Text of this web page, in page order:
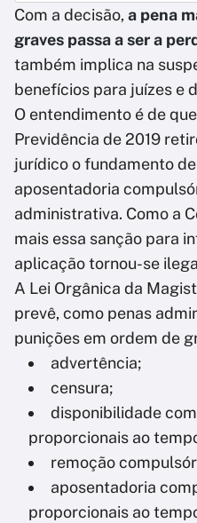
Com a decisão, a pena
graves passa a ser a
também implica na
benefícios para juízes e
O entendimento é de
Previdência de 2019
jurídico o fundamento
aposentadoria
administrativa. Como a
mais essa sanção para
aplicação tornou-se
A Lei Orgânica da
prevê, como penas
punições em ordem de
advertência;
censura;
disponibilidade
proporcionais ao
remoção
aposentadoria
proporcionais ao